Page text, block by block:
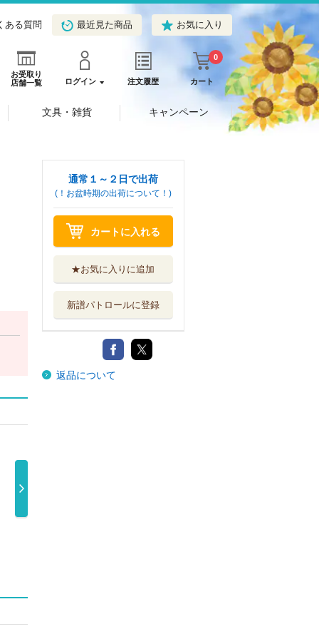
ある質問 最近見た商品 お気に入り
お受取り
店舗一覧
ログイン 注文履歴 カート
0
文具・雑貨 キャンペーン
通常１～２日で出荷
(！お盆時期の出荷について！)
カートに入れる
★お気に入りに追加
新譜パトロールに登録
返品について